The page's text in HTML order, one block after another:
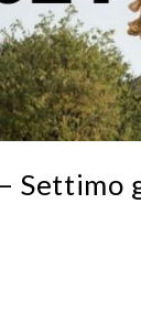
Settimo